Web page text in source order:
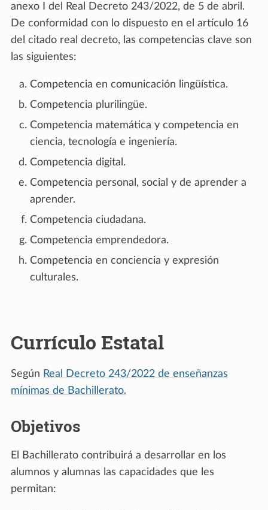
anexo I del Real Decreto 243/2022, de 5 de abril.
De conformidad con lo dispuesto en el artículo 16
del citado real decreto, las competencias clave son
las siguientes:
Competencia en comunicación lingüística.
Competencia plurilingüe.
Competencia matemática y competencia en
ciencia, tecnología e ingeniería.
Competencia digital.
Competencia personal, social y de aprender a
aprender.
Competencia ciudadana.
Competencia emprendedora.
Competencia en conciencia y expresión
culturales.
Currículo Estatal
Según Real Decreto 243/2022 de enseñanzas
mínimas de Bachillerato.
Objetivos
El Bachillerato contribuirá a desarrollar en los
alumnos y alumnas las capacidades que les
permitan: